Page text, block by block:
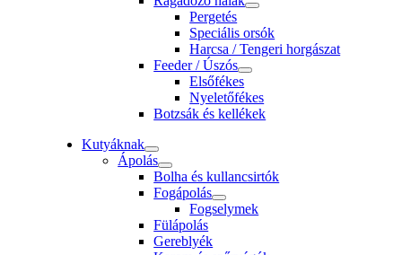
Pergetés
Speciális orsók
Harcsa / Tengeri horgászat
Feeder / Úszós
Elsőfékes
Nyeletőfékes
Botzsák és kellékek
Kutyáknak
Ápolás
Bolha és kullancsirtók
Fogápolás
Fogselymek
Fülápolás
Gereblyék